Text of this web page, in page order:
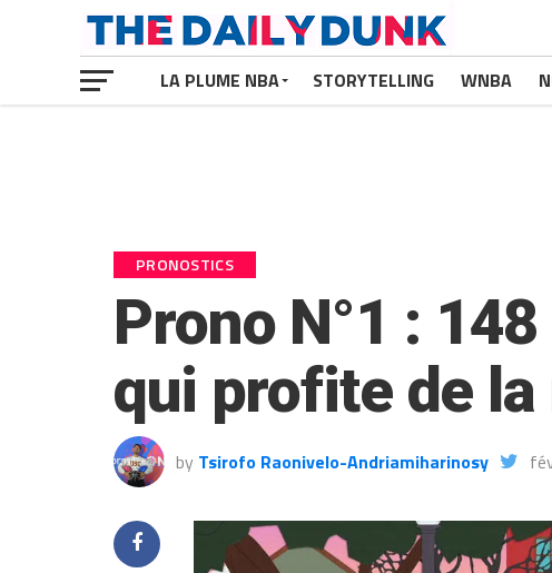
LA PLUME NBA STORYTELLING WNBA
PRONOSTICS
Prono N°1 :
qui profite de
by Tsirofo Raonivelo-Andriamiharinosy